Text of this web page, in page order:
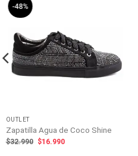
-48%
OUTLET
Zapatilla Agua de Coco Shine
$32.990
El
$16.990El